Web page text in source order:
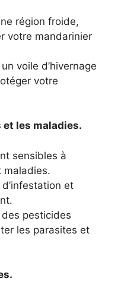
région froide,
votre mandarinier
voile d’hivernage
votre
les maladies.
sensibles à
maladies.
et
pesticides
les parasites et